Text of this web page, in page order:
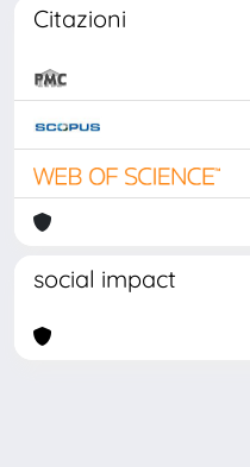
Citazioni
social impact